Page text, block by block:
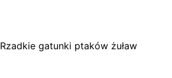
Rzadkie gatunki ptaków żuław